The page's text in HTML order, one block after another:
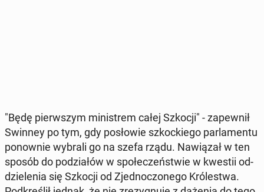
"Będę pierw­szym mi­ni­strem całej Szkocji" - za­pew­nił
Swinney po tym, gdy po­sło­wie szkoc­kie­go par­la­men­tu
po­now­nie wybrali go na szefa rządu. Na­wią­zał w ten
sposób do po­dzia­łów w spo­łe­czeń­stwie w kwestii od­
dzie­le­nia się Szkocji od Zjed­no­czo­ne­go Kró­le­stwa.